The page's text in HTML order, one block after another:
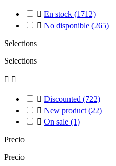
 En stock (1712)
 No disponible (265)
Selections
Selections
 
 Discounted (722)
 New product (22)
 On sale (1)
Precio
Precio